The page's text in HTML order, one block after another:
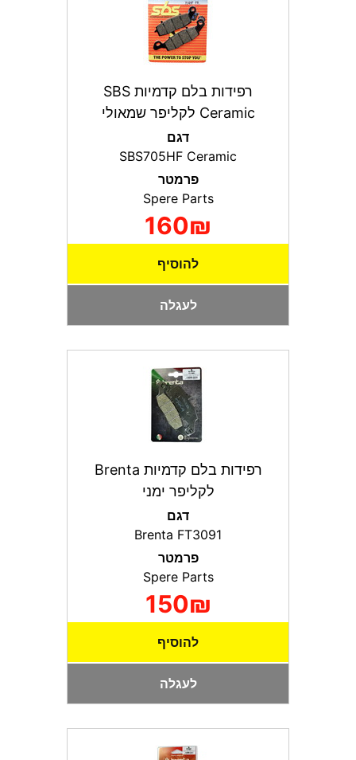
רפידות בלם קדמיות SBS
Ceramic לקליפר שמאולי
דגם
SBS705HF Ceramic
פרמטר
Spere Parts
160₪
להוסיף
לעגלה
רפידות בלם קדמיות Brenta
לקליפר ימני
דגם
Brenta FT3091
פרמטר
Spere Parts
150₪
להוסיף
לעגלה